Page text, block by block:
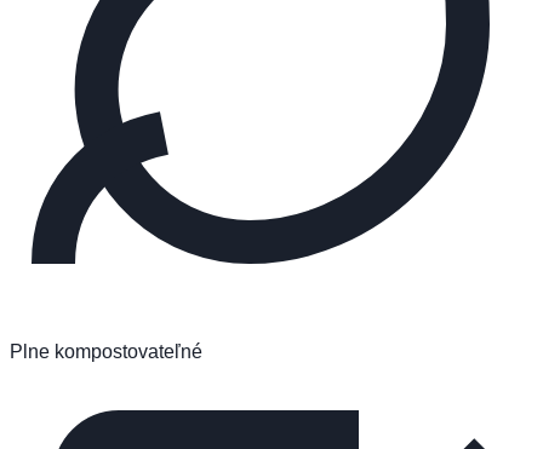
Plne kompostovateľné